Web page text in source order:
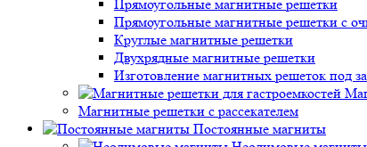
Прямоугольные магнитные решетки
Прямоугольные магнитные решетки с
Круглые магнитные решетки
Двухрядные магнитные решетки
Изготовление магнитных решеток под
Магнитные решетки с рассекателем
Постоянные магниты